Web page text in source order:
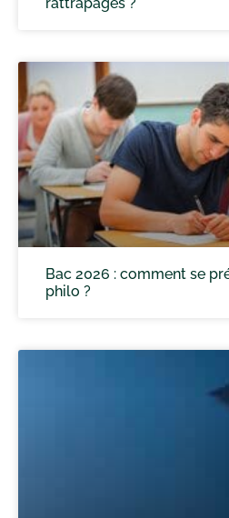
Bac 2026 : comment se
philo ?